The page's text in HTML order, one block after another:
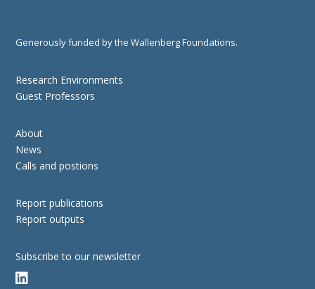
Generously funded by the Wallenberg Foundations.
Research Environments
Guest Professors
About
News
Calls and postions
Report publications
Report outputs
Subscribe to our newsletter
